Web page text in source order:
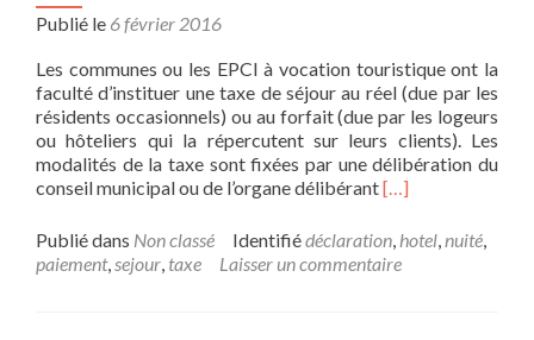
Publié le 6 février 2016
Les communes ou les EPCI à vocation touristique ont la
faculté d’instituer une taxe de séjour au réel (due par les
résidents occasionnels) ou au forfait (due par les logeurs
ou hôteliers qui la répercutent sur leurs clients). Les
modalités de la taxe sont fixées par une délibération du
conseil municipal ou de l’organe délibérantEn
plus
surTaxe
[…]
Publié dans Non classé Identifiédéclaration, hotel,nuité,
paiement,sejour, taxe Laisser un commentaire